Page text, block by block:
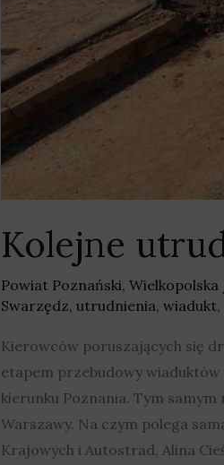
Kolejne
Powiat Poznański, Wielkopolska
Swarzędz, utrudnienia, wiadukt,
Kierowców poruszających się
etapem przebudowy wiaduktów
kierunku Poznania. Tym
Warszawy. Na czym polega
Krajowych i Autostrad, Alina